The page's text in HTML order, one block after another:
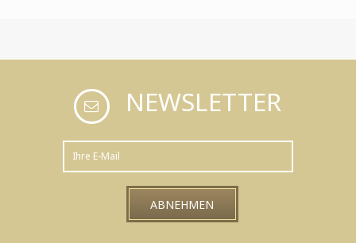
NEWSLETTER